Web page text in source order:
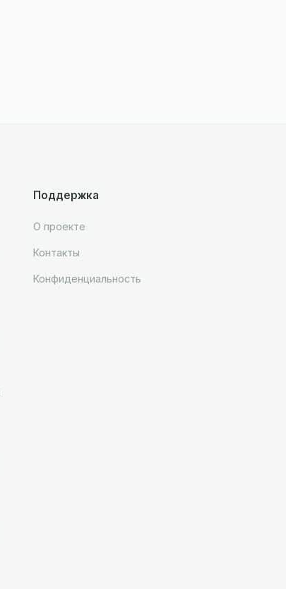
Поддержка
О проекте
Контакты
Конфиденциальность